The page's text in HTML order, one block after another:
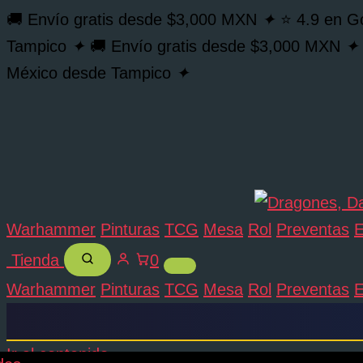
🚚 Envío gratis desde $3,000 MXN ✦ ⭐ 4.9 en
Tampico ✦ 🚚 Envío gratis desde $3,000 MXN ✦
México desde Tampico ✦
Warhammer Pinturas TCG Mesa Rol Preventas
Tienda
0
Warhammer Pinturas TCG Mesa Rol Preventas
Ir al contenido